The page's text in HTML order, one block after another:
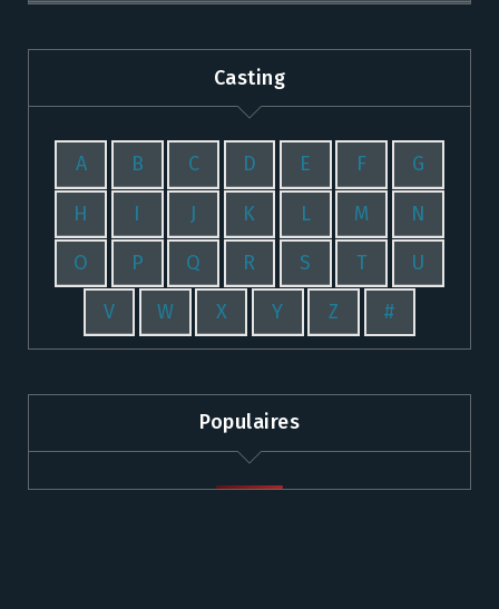
Casting
A B C D E F G
H I J K L M N
O P Q R S T U
V W X Y Z #
Populaires